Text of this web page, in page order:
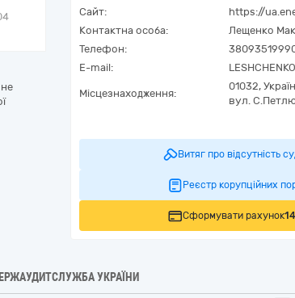
Сайт:
https://
Контактна особа:
Лещенко
Телефон:
E-mail:
Місцезнаходження:
01032,
вул.
Витяг про відсутність
Реєстр корупційних
Сформувати рахунок
УКРАЇНИ